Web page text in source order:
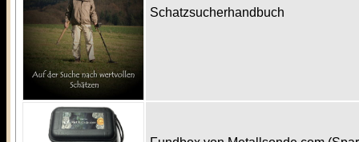
Schatzsucherhandbuch